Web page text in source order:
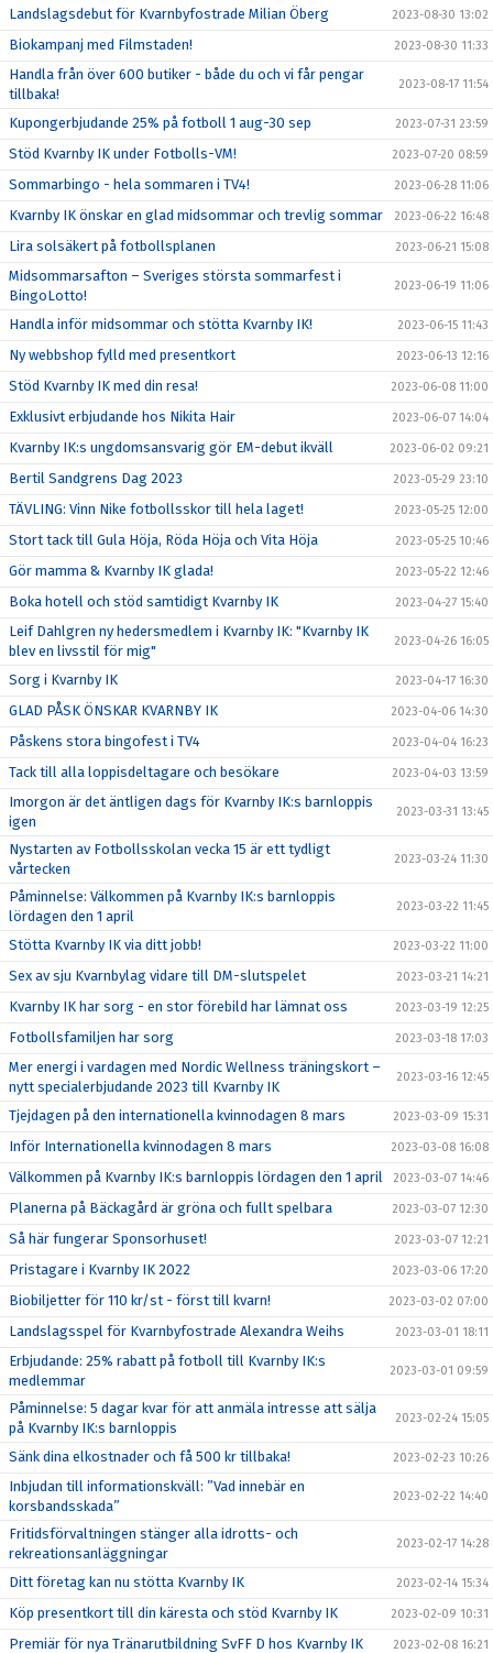
Landslagsdebut för Kvarnbyfostrade Milian Öberg 2023-08-30 13:02
Biokampanj med Filmstaden! 2023-08-30 11:33
Handla från över 600 butiker - både du och vi får pengar
tillbaka!
2023-08-17 11:54
Kupongerbjudande 25% på fotboll 1 aug-30 sep 2023-07-31 23:59
Stöd Kvarnby IK under Fotbolls-VM! 2023-07-20 08:59
Sommarbingo - hela sommaren i TV4! 2023-06-28 11:06
Kvarnby IK önskar en glad midsommar och trevlig sommar 2023-06-22 16:48
Lira solsäkert på fotbollsplanen 2023-06-21 15:08
Midsommarsafton – Sveriges största sommarfest i
BingoLotto!
2023-06-19 11:06
Handla inför midsommar och stötta Kvarnby IK! 2023-06-15 11:43
Ny webbshop fylld med presentkort 2023-06-13 12:16
Stöd Kvarnby IK med din resa! 2023-06-08 11:00
Exklusivt erbjudande hos Nikita Hair 2023-06-07 14:04
Kvarnby IK:s ungdomsansvarig gör EM-debut ikväll 2023-06-02 09:21
Bertil Sandgrens Dag 2023 2023-05-29 23:10
TÄVLING: Vinn Nike fotbollsskor till hela laget! 2023-05-25 12:00
Stort tack till Gula Höja, Röda Höja och Vita Höja 2023-05-25 10:46
Gör mamma & Kvarnby IK glada! 2023-05-22 12:46
Boka hotell och stöd samtidigt Kvarnby IK 2023-04-27 15:40
Leif Dahlgren ny hedersmedlem i Kvarnby IK: "Kvarnby IK
blev en livsstil för mig"
2023-04-26 16:05
Sorg i Kvarnby IK 2023-04-17 16:30
GLAD PÅSK ÖNSKAR KVARNBY IK 2023-04-06 14:30
Påskens stora bingofest i TV4 2023-04-04 16:23
Tack till alla loppisdeltagare och besökare 2023-04-03 13:59
Imorgon är det äntligen dags för Kvarnby IK:s barnloppis
igen
2023-03-31 13:45
Nystarten av Fotbollsskolan vecka 15 är ett tydligt
vårtecken
2023-03-24 11:30
Påminnelse: Välkommen på Kvarnby IK:s barnloppis
lördagen den 1 april
2023-03-22 11:45
Stötta Kvarnby IK via ditt jobb! 2023-03-22 11:00
Sex av sju Kvarnbylag vidare till DM-slutspelet 2023-03-21 14:21
Kvarnby IK har sorg - en stor förebild har lämnat oss 2023-03-19 12:25
Fotbollsfamiljen har sorg 2023-03-18 17:03
Mer energi i vardagen med Nordic Wellness träningskort –
nytt specialerbjudande 2023 till Kvarnby IK
2023-03-16 12:45
Tjejdagen på den internationella kvinnodagen 8 mars 2023-03-09 15:31
Inför Internationella kvinnodagen 8 mars 2023-03-08 16:08
Välkommen på Kvarnby IK:s barnloppis lördagen den 1 april 2023-03-07 14:46
Planerna på Bäckagård är gröna och fullt spelbara 2023-03-07 12:30
Så här fungerar Sponsorhuset! 2023-03-07 12:21
Pristagare i Kvarnby IK 2022 2023-03-06 17:20
Biobiljetter för 110 kr/st - först till kvarn! 2023-03-02 07:00
Landslagsspel för Kvarnbyfostrade Alexandra Weihs 2023-03-01 18:11
Erbjudande: 25% rabatt på fotboll till Kvarnby IK:s
medlemmar
2023-03-01 09:59
Påminnelse: 5 dagar kvar för att anmäla intresse att sälja
på Kvarnby IK:s barnloppis
2023-02-24 15:05
Sänk dina elkostnader och få 500 kr tillbaka! 2023-02-23 10:26
Inbjudan till informationskväll: ”Vad innebär en
korsbandsskada”
2023-02-22 14:40
Fritidsförvaltningen stänger alla idrotts- och
rekreationsanläggningar
2023-02-17 14:28
Ditt företag kan nu stötta Kvarnby IK 2023-02-14 15:34
Köp presentkort till din käresta och stöd Kvarnby IK 2023-02-09 10:31
Premiär för nya Tränarutbildning SvFF D hos Kvarnby IK 2023-02-08 16:21